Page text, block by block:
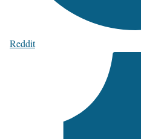
Reddit